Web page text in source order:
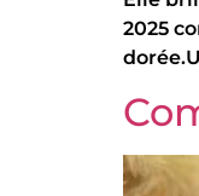
2025